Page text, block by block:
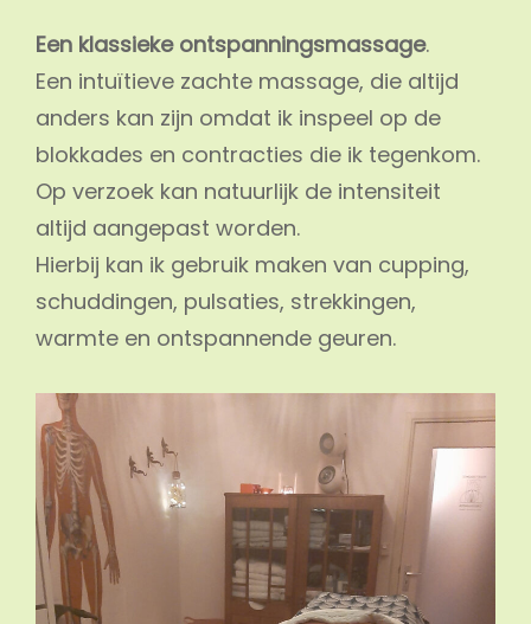
Een klassieke ontspanningsmassage.
Een intuïtieve zachte massage, die altijd
anders kan zijn omdat ik inspeel op de
blokkades en contracties die ik tegenkom.
Op verzoek kan natuurlijk de intensiteit
altijd aangepast worden.
Hierbij kan ik gebruik maken van cupping,
schuddingen, pulsaties, strekkingen,
warmte en ontspannende geuren.